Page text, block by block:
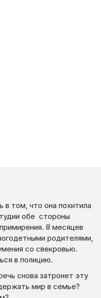
в том, что она похитила
обе стороны
8 месяцев
родителями,
со свекровью.
в полицию.
снова затронет эту
мир в семье?